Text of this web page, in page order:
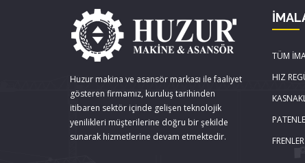
Huzur makina ve asansör markası ile faaliyet
gösteren firmamız, kuruluş tarihinden
itibaren sektör içinde gelişen teknolojik
yenilikleri müşterilerine doğru bir şekilde
sunarak hizmetlerine devam etmektedir.
TÜM
HIZ
FRENLER